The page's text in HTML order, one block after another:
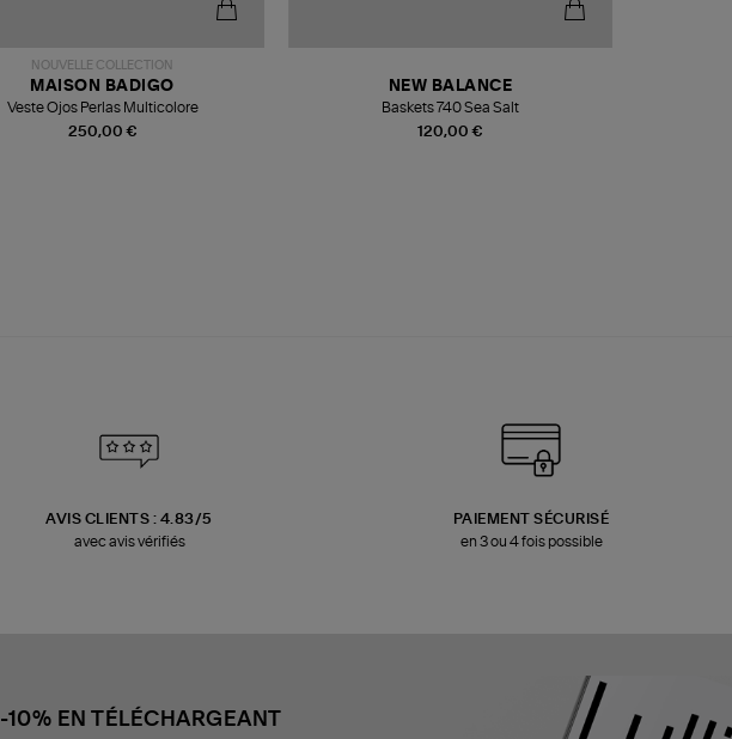
NOUVELLE COLLECTION
250,00 €
MAISON BADIGO
Veste Ojos Perlas Multicolore
120,00 €
NEW BALANCE
Baskets 740 Sea Salt
AVIS CLIENTS : 4.83/5
avec avis vérifiés
PAIEMENT SÉCURISÉ
en 3 ou 4 fois possible
-10% EN TÉLÉCHARGEANT